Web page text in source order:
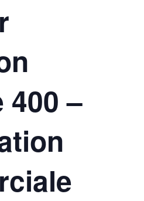
400 –